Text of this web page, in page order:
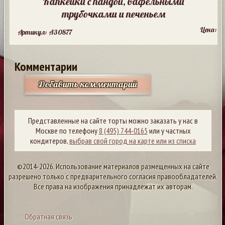
трубочками и печеньем
Артикул: A30877 Цена:
Комментарии
Добавить комментарий
Представленные на сайте торты можно заказать у нас в
Москве по телефону8 (495) 744-0165 или у частных
кондитеров,выбрав свой город на карте или из списка
©2014-2026. Использование материалов размещенных на сайте
разрешено только с предварительного согласия правообладателей.
Все права на изображения принадлежат их авторам.
Обратная связь